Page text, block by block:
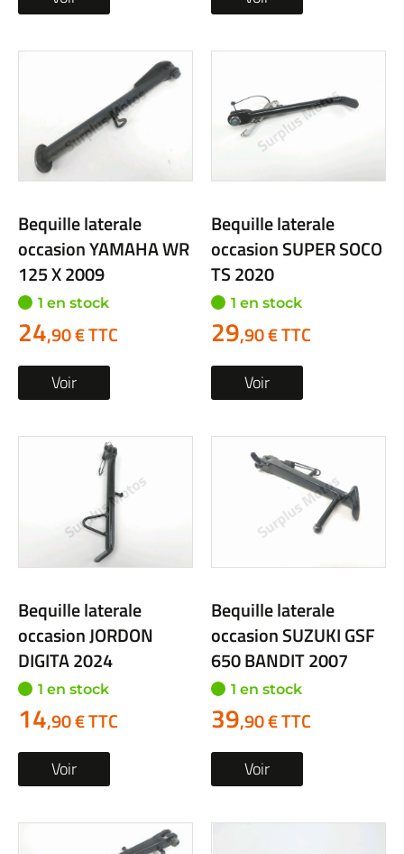
Bequille laterale
occasion YAMAHA WR
125 X 2009
1 en stock
24,90 € TTC
Voir
Bequille laterale
occasion SUPER SOCO
TS 2020
1 en stock
29,90 € TTC
Voir
Bequille laterale
occasion JORDON
DIGITA 2024
1 en stock
14,90 € TTC
Voir
Bequille laterale
occasion SUZUKI GSF
650 BANDIT 2007
1 en stock
39,90 € TTC
Voir